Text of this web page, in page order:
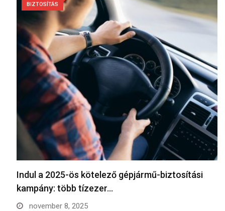
BIZTOSÍTÁS
Indul a 2025-ös kötelező gépjármű-biztosítási
kampány: több tízezer…
november 8, 2025